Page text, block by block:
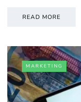
READ MORE
MARKETING